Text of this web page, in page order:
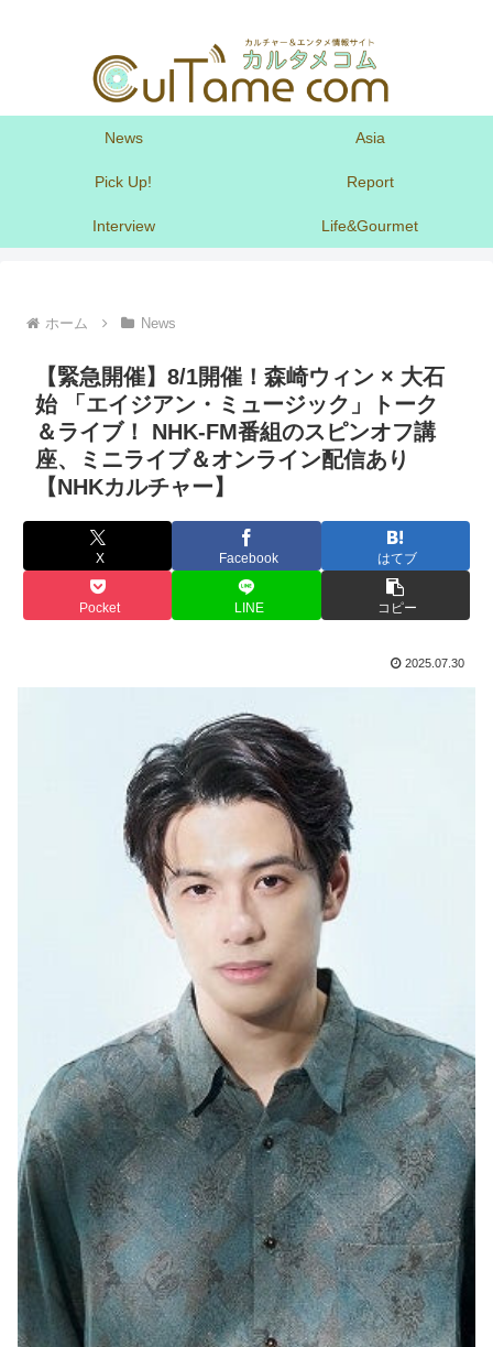
News Asia
Pick Up! Report
Interview Life&Gourmet
ホーム News
【緊急開催】8/1開催！森崎ウィン × 大石
始 「エイジアン・ミュージック」トーク
＆ライブ！ NHK-FM番組のスピンオフ講
座、ミニライブ＆オンライン配信あり
【NHKカルチャー】
X Facebook はてブ
Pocket LINE コピー
2025.07.30